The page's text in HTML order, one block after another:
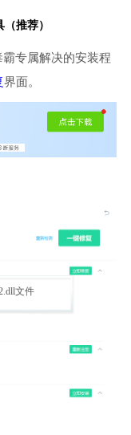
推荐）
专属解决的安装程
界面。
文件